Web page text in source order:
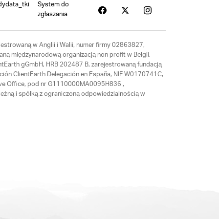
System do
zgłaszania
w Anglii i Walii, numer firmy 02863827,
międzynarodową organizacją non profit w Belgii,
gGmbH, HRB 202487 B, zarejestrowaną fundacją
ClientEarth Delegación en España, NIF W0170741C,
Office, pod nr G1110000MA0095H836 ,
i spółką z ograniczoną odpowiedzialnością w